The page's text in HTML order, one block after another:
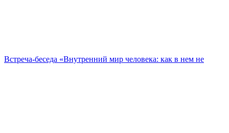
Встреча-беседа «Внутренний мир человека: как в нем не